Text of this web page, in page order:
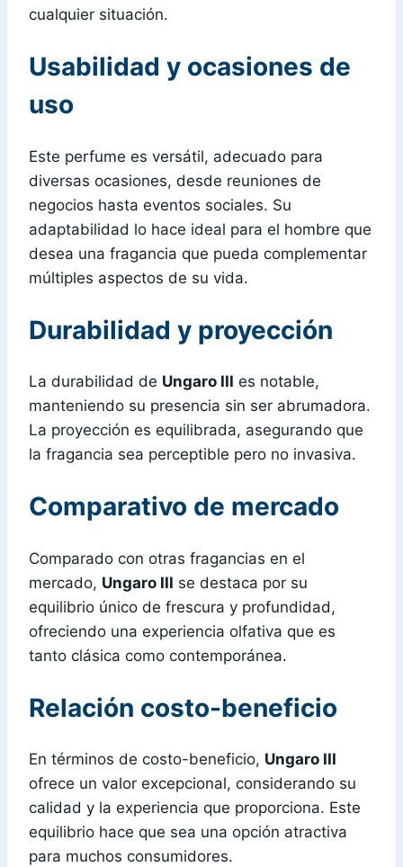
cualquier situación.
Usabilidad y ocasiones de
uso
Este perfume es versátil, adecuado para
diversas ocasiones, desde reuniones de
negocios hasta eventos sociales. Su
adaptabilidad lo hace ideal para el hombre que
desea una fragancia que pueda complementar
múltiples aspectos de su vida.
Durabilidad y proyección
La durabilidad de Ungaro III es notable,
manteniendo su presencia sin ser abrumadora.
La proyección es equilibrada, asegurando que
la fragancia sea perceptible pero no invasiva.
Comparativo de mercado
Comparado con otras fragancias en el
mercado, Ungaro III se destaca por su
equilibrio único de frescura y profundidad,
ofreciendo una experiencia olfativa que es
tanto clásica como contemporánea.
Relación costo-beneficio
En términos de costo-beneficio, Ungaro III
ofrece un valor excepcional, considerando su
calidad y la experiencia que proporciona. Este
equilibrio hace que sea una opción atractiva
para muchos consumidores.